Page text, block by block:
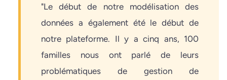
"Le début de notre modélisation des
données a également été le début de
notre plateforme. Il y a cinq ans, 100
familles nous ont parlé de leurs
problématiques de gestion de